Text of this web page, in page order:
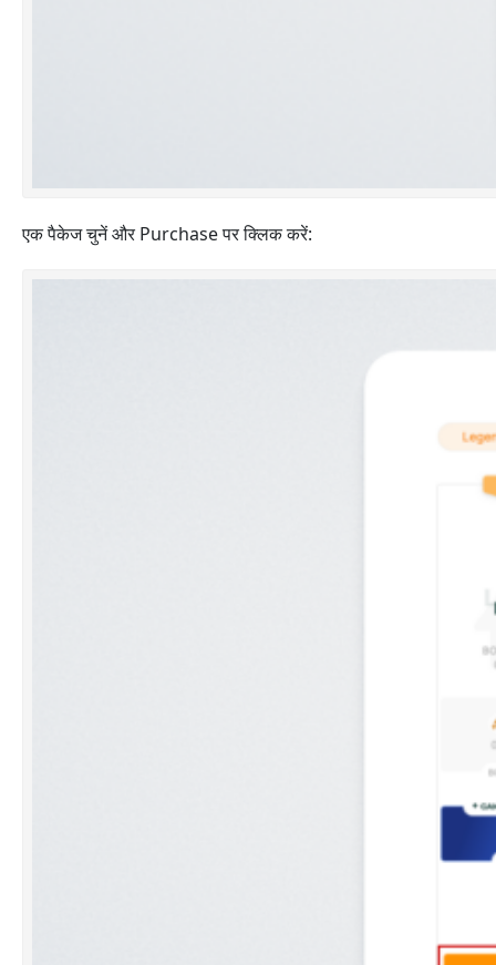
एक पैकेज चुनें और Purchase पर क्लिक करें: